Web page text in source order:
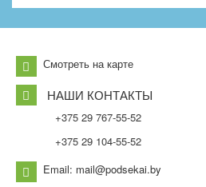
Смотреть на карте
НАШИ КОНТАКТЫ
+375 29 767-55-52
+375 29 104-55-52
Email: mail@podsekai.by